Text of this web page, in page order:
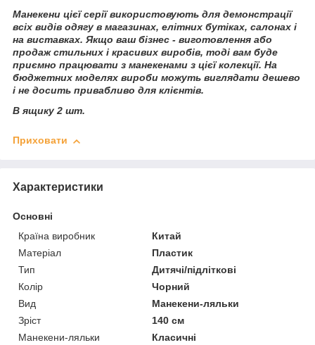
Манекени цієї серії використовують для демонстрації
всіх видів одягу в магазинах, елітних бутіках, салонах і
на виставках. Якщо ваш бізнес - виготовлення або
продаж стильних і красивих виробів, тоді вам буде
приємно працювати з манекенами з цієї колекції. На
бюджетних моделях вироби можуть виглядати дешево
і не досить привабливо для клієнтів.
В ящику 2 шт.
Приховати
Характеристики
Основні
Країна виробник
Китай
Матеріал
Пластик
Тип
Дитячі/підліткові
Колір
Чорний
Вид
Манекени-ляльки
Зріст
140 см
Манекени-ляльки
Класичні